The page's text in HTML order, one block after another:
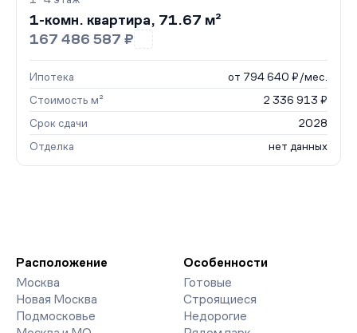
1-комн. квартира, 71.67 м²
167 486 587 ₽
Ипотека
от 794 640 ₽/мес.
Стоимость м²
2 336 913 ₽
Срок сдачи
2028
Отделка
нет данных
Расположение
Москва
Новая Москва
Подмосковье
Особенности
Готовые
Строящиеся
Недорогие